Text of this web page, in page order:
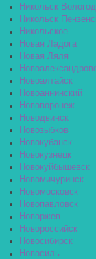
Никольск
Никольск
Никольское
Новая Ладога
Новая Ляля
Новоалтайск
Новоаннинский
Нововоронеж
Новодвинск
Новозыбков
Новокубанск
Новокузнецк
Новокуйбышевск
Новомичуринск
Новомосковск
Новопавловск
Новоржев
Новороссийск
Новосибирск
Новосиль